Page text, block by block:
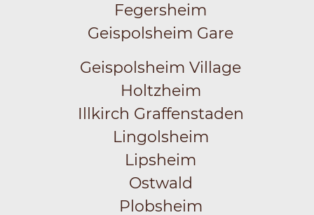
Fegersheim
Geispolsheim Gare
Geispolsheim Village
Holtzheim
Illkirch Graffenstaden
Lingolsheim
Lipsheim
Ostwald
Plobsheim